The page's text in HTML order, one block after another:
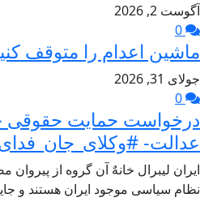
آگوست 2, 2026
ماشین اعدام را متوقف
جولای 31, 2026
درخواست حمایت حقوقی
عدالت-
ایران لیبرال خانهٌ آن گروه از
نظام سیاسی موجود ایران هستند و